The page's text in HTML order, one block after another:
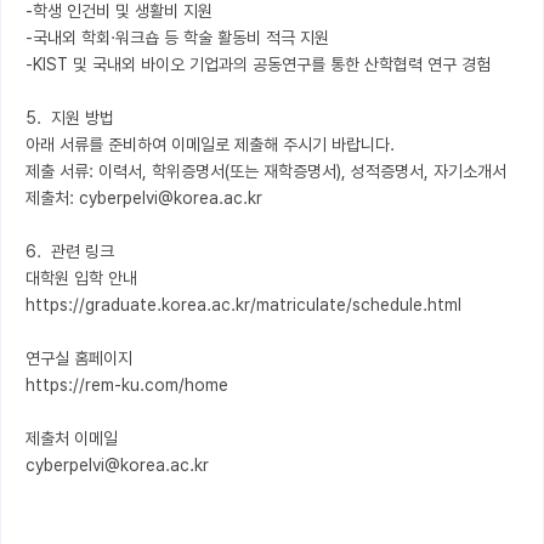
-학생 인건비 및 생활비 지원
-국내외 학회·워크숍 등 학술 활동비 적극 지원
-KIST 및 국내외 바이오 기업과의 공동연구를 통한 산학협력 연구 경험
5.  지원 방법
아래 서류를 준비하여 이메일로 제출해 주시기 바랍니다.
제출 서류: 이력서, 학위증명서(또는 재학증명서), 성적증명서, 자기소개서
제출처: cyberpelvi@korea.ac.kr
6.  관련 링크
대학원 입학 안내
https://graduate.korea.ac.kr/matriculate/schedule.html
연구실 홈페이지
https://rem-ku.com/home
제출처 이메일
cyberpelvi@korea.ac.kr